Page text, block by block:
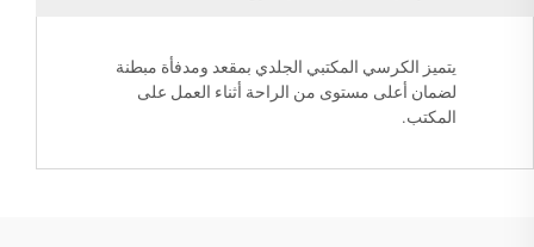
يتميز الكرسي المكتبي الجلدي بمقعد ومدفأة مبطنة
لضمان أعلى مستوى من الراحة أثناء العمل على
المكتب.